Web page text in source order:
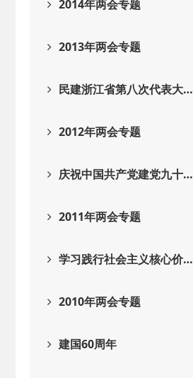
2014年两会专题
2013年两会专题
民建浙江省第八次代表大…
2012年两会专题
庆祝中国共产党建党九十…
2011年两会专题
学习践行社会主义核心价…
2010年两会专题
建国60周年